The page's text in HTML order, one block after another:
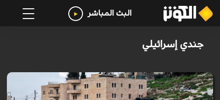
البث المباشر
جندي إسرائيلي